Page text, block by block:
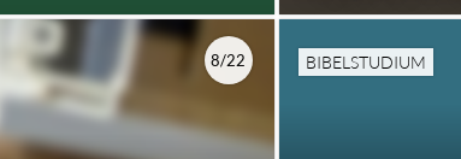
8/22 BIBELSTUDIUM